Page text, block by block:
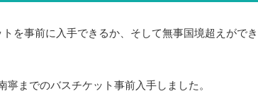
を事前に入手できるか、そして無事国境超えができ
までのバスチケット事前入手しました。